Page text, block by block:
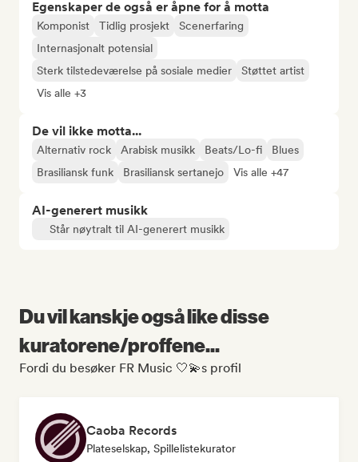
Egenskaper de også er åpne for å motta
Komponist Tidlig prosjekt
Scenerfaring
Internasjonalt potensial
Sterk tilstedeværelse på sosiale medier
Støttet artist
Vis alle +3
De vil ikke motta...
Alternativ rock Arabisk musikk Beats/Lo-fi
Blues
Brasiliansk funk
Brasiliansk sertanejo Vis alle +47
AI-generert musikk
Står nøytralt til AI-generert musikk
Du vil kanskje også like disse
kuratorene/proffene...
Fordi du besøker FR Music 🤍💫s profil
Caoba Records
Plateselskap, Spillelistekurator